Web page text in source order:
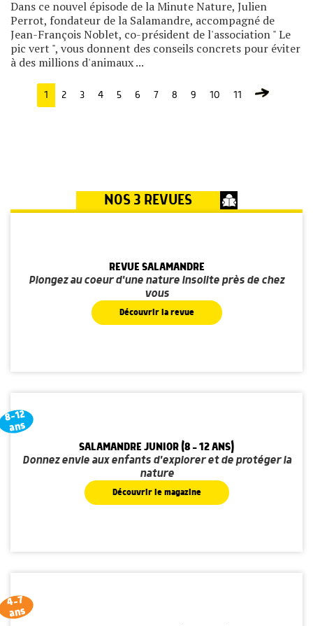
Dans ce nouvel épisode de la Minute Nature, Julien
Perrot, fondateur de la Salamandre, accompagné de
Jean-François Noblet, co-président de l'association " Le
pic vert ", vous donnent des conseils concrets pour éviter
à des millions d'animaux ...
1 2 3 4 5 6 7 8 9 10 11
NOS 3 REVUES
REVUE SALAMANDRE
Plongez au coeur d'une nature insolite près de chez
vous
Découvrir la revue
8-12
ans
SALAMANDRE JUNIOR (8 - 12 ANS)
Donnez envie aux enfants d'explorer et de protéger la
nature
Découvrir le magazine
4-7
ans